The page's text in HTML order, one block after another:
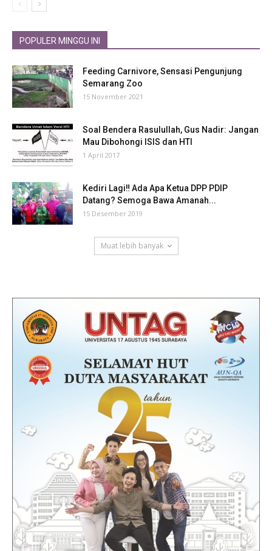
POPULER MINGGU INI
Feeding Carnivore, Sensasi Pengunjung
Semarang Zoo
15 November 2021
Soal Bendera Rasulullah, Gus Nadir: Jangan
Mau Dibohongi ISIS dan HTI
1 April 2017
Kediri Lagi‼ Ada Apa Ketua DPP PDIP
Datang? Semoga Bawa Amanah...
15 Desember 2019
Muat lebih banyak